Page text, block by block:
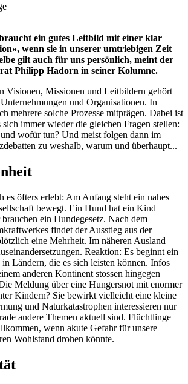
ein gutes Leitbild mit einer klar
wenn sie in unserer umtriebigen Zeit
gilt auch für uns persönlich, meint der
Philipp Hadorn in seiner Kolumne.
Visionen, Missionen und Leitbildern gehört
und Organisationen. In
mehrere solche Prozesse mitprägen. Dabei ist
immer wieder die gleichen Fragen stellen:
wofür tun? Und meist folgen dann im
zu weshalb, warum und überhaupt...
es öfters erlebt: Am Anfang steht ein nahes
bewegt. Ein Hund hat ein Kind
ein Hundegesetz. Nach dem
findet der Ausstieg aus der
eine Mehrheit. Im näheren Ausland
Reaktion: Es beginnt ein
Ländern, die es sich leisten können. Infos
anderen Kontinent stossen hingegen
Meldung über eine Hungersnot mit enormer
Kindern? Sie bewirkt vielleicht eine kleine
und Naturkatastrophen interessieren nur
andere Themen aktuell sind. Flüchtlinge
wenn akute Gefahr für unsere
Wohlstand drohen könnte.